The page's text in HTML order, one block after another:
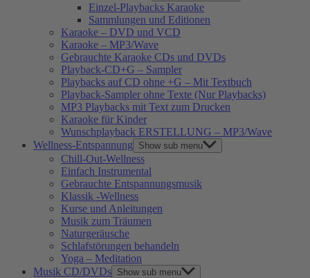
Einzel-Playbacks Karaoke
Sammlungen und Editionen
Karaoke – DVD und VCD
Karaoke – MP3/Wave
Gebrauchte Karaoke CDs und DVDs
Playback-CD+G – Sampler
Playbacks auf CD ohne +G – Mit Textbuch
Playback-Sampler ohne Texte (Nur Playbacks)
MP3 Playbacks mit Text zum Drucken
Karaoke für Kinder
Wunschplayback ERSTELLUNG – MP3/Wave
Wellness-Entspannung
Show sub menu
Chill-Out-Wellness
Einfach Instrumental
Gebrauchte Entspannungsmusik
Klassik -Wellness
Kurse und Anleitungen
Musik zum Träumen
Naturgeräusche
Schlafstörungen behandeln
Yoga – Meditation
Musik CD/DVDs Show sub menu